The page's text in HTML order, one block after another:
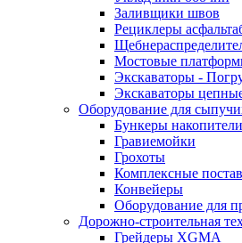
Заливщики швов
Рециклеры
Мостовые
Экскаваторы -
Экскаваторы
Оборудование для
Бункеры накопители
Гравиемойки
Грохоты
Комплексные
Конвейеры
Оборудование для
Дорожно-строительная
Грейдеры XGMA